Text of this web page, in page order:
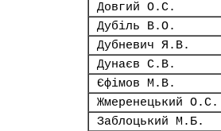
Довгий О.С.
Дубіль В.О.
Дубневич Я.В.
Дунаєв С.В.
Єфімов М.В.
Жмеренецький О.С.
Заблоцький М.Б.